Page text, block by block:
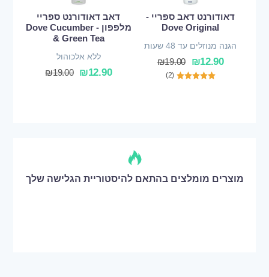
דאודורנט דאב ספריי -
Dove Original
הגנה מנוזלים עד 48 שעות
₪12.90
₪19.00
(2)
דאב דאודורנט ספריי
מלפפון - Dove Cucumber
& Green Tea
ללא אלכוהול
₪12.90
₪19.00
מוצרים מומלצים בהתאם להיסטוריית הגלישה שלך